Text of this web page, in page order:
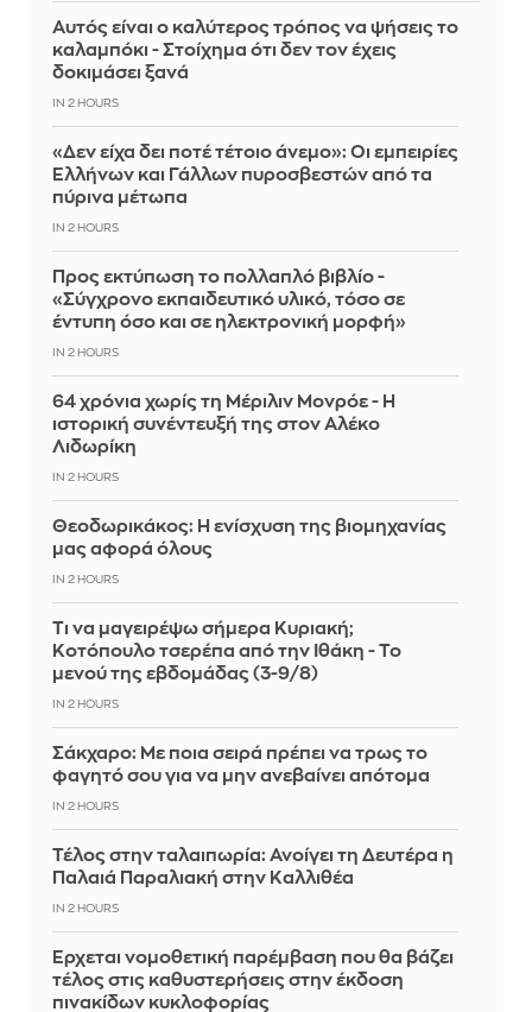
Αυτός είναι ο καλύτερος τρόπος να ψήσεις το
καλαμπόκι - Στοίχημα ότι δεν τον έχεις
δοκιμάσει ξανά
IN 2 HOURS
«Δεν είχα δει ποτέ τέτοιο άνεμο»: Οι εμπειρίες
Ελλήνων και Γάλλων πυροσβεστών από τα
πύρινα μέτωπα
IN 2 HOURS
Προς εκτύπωση το πολλαπλό βιβλίο -
«Σύγχρονο εκπαιδευτικό υλικό, τόσο σε
έντυπη όσο και σε ηλεκτρονική μορφή»
IN 2 HOURS
64 χρόνια χωρίς τη Μέριλιν Μονρόε - Η
ιστορική συνέντευξή της στον Αλέκο
Λιδωρίκη
IN 2 HOURS
Θεοδωρικάκος: Η ενίσχυση της βιομηχανίας
μας αφορά όλους
IN 2 HOURS
Τι να μαγειρέψω σήμερα Κυριακή;
Κοτόπουλο τσερέπα από την Ιθάκη - Το
μενού της εβδομάδας (3-9/8)
IN 2 HOURS
Σάκχαρο: Με ποια σειρά πρέπει να τρως το
φαγητό σου για να μην ανεβαίνει απότομα
IN 2 HOURS
Τέλος στην ταλαιπωρία: Ανοίγει τη Δευτέρα η
Παλαιά Παραλιακή στην Καλλιθέα
IN 2 HOURS
Έρχεται νομοθετική παρέμβαση που θα βάζει
τέλος στις καθυστερήσεις στην έκδοση
πινακίδων κυκλοφορίας